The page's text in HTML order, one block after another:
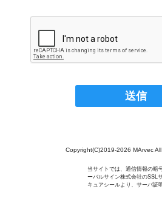
Copyright(C)2019-2026 MArvec All
当サイトでは、通信情報の暗
ーバルサイン株式会社のSSL
キュアシールより、サーバ証